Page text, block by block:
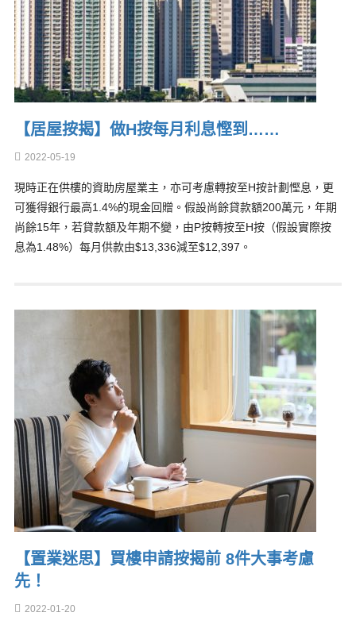
【居屋按揭】做H按每月利息慳到……
2022-05-19
現時正在供樓的資助房屋業主，亦可考慮轉按至H按計劃慳息，更
可獲得銀行最高1.4%的現金回贈。假設尚餘貸款額200萬元，年期
尚餘15年，若貸款額及年期不變，由P按轉按至H按（假設實際按
息為1.48%）每月供款由$13,336減至$12,397。
【置業迷思】買樓申請按揭前 8件大事考慮
先！
2022-01-20